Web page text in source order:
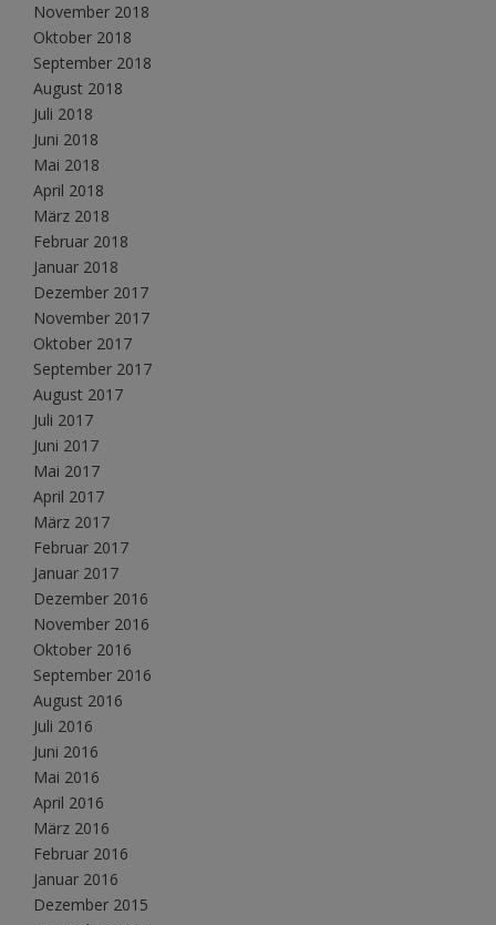
November 2018
Oktober 2018
September 2018
August 2018
Juli 2018
Juni 2018
Mai 2018
April 2018
März 2018
Februar 2018
Januar 2018
Dezember 2017
November 2017
Oktober 2017
September 2017
August 2017
Juli 2017
Juni 2017
Mai 2017
April 2017
März 2017
Februar 2017
Januar 2017
Dezember 2016
November 2016
Oktober 2016
September 2016
August 2016
Juli 2016
Juni 2016
Mai 2016
April 2016
März 2016
Februar 2016
Januar 2016
Dezember 2015